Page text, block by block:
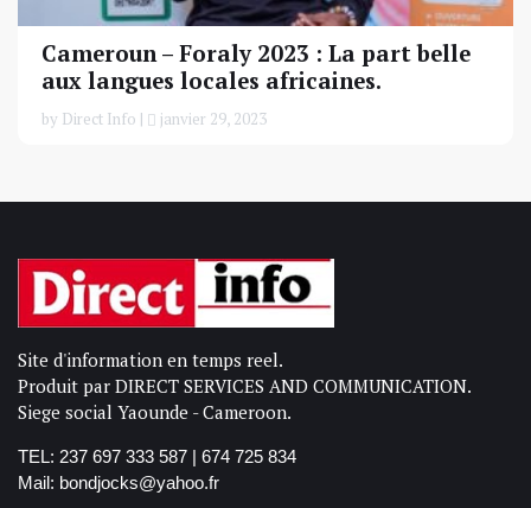
Cameroun – Foraly 2023 : La part belle
aux langues locales africaines.
by Direct Info | janvier 29, 2023
Site d'information en temps reel.
Produit par DIRECT SERVICES AND COMMUNICATION.
Siege social Yaounde - Cameroon.
TEL: 237 697 333 587 | 674 725 834
Mail: bondjocks@yahoo.fr